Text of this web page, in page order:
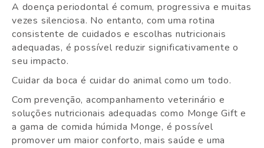
A doença periodontal é comum, progressiva e muitas
vezes silenciosa. No entanto, com uma rotina
consistente de cuidados e escolhas nutricionais
adequadas, é possível reduzir significativamente o
seu impacto.
Cuidar da boca é cuidar do animal como um todo.
Com prevenção, acompanhamento veterinário e
soluções nutricionais adequadas como Monge Gift e
a gama de comida húmida Monge, é possível
promover um maior conforto, mais saúde e uma